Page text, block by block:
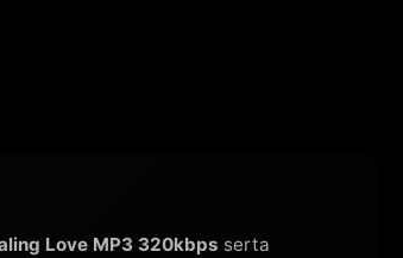
Love MP3 320kbps serta